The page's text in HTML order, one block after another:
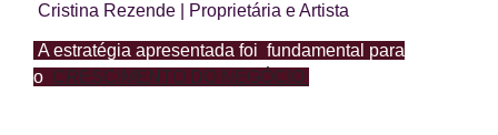
Cristina Rezende | Proprietária e Artista
A estratégia apresentada foi fundamental para
o CRESCIMENTO DO NEGÓCIO